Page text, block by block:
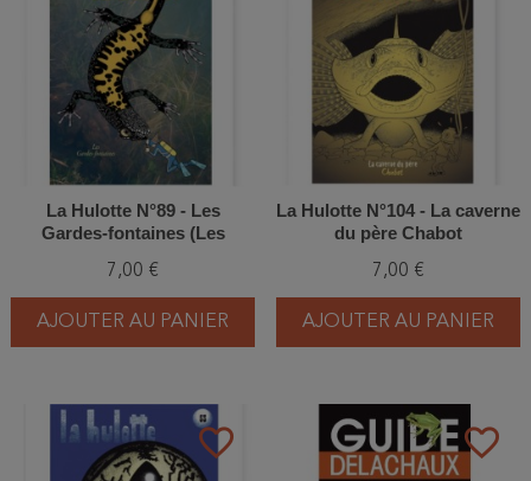
La Hulotte N°89 - Les
Gardes-fontaines (Les
7,00 €
AJOUTER AU PANIER
La Hulotte N°104 - La caverne
du père Chabot
7,00 €
AJOUTER AU PANIER
favorite_border favorite_border